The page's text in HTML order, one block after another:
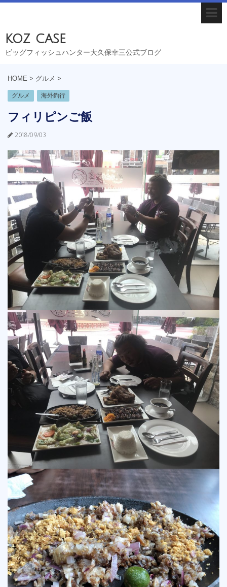
koz case
ビッグフィッシュハンター大久保幸三公式ブログ
HOME > グルメ >
グルメ 海外釣行
フィリピンご飯
2018/09/03